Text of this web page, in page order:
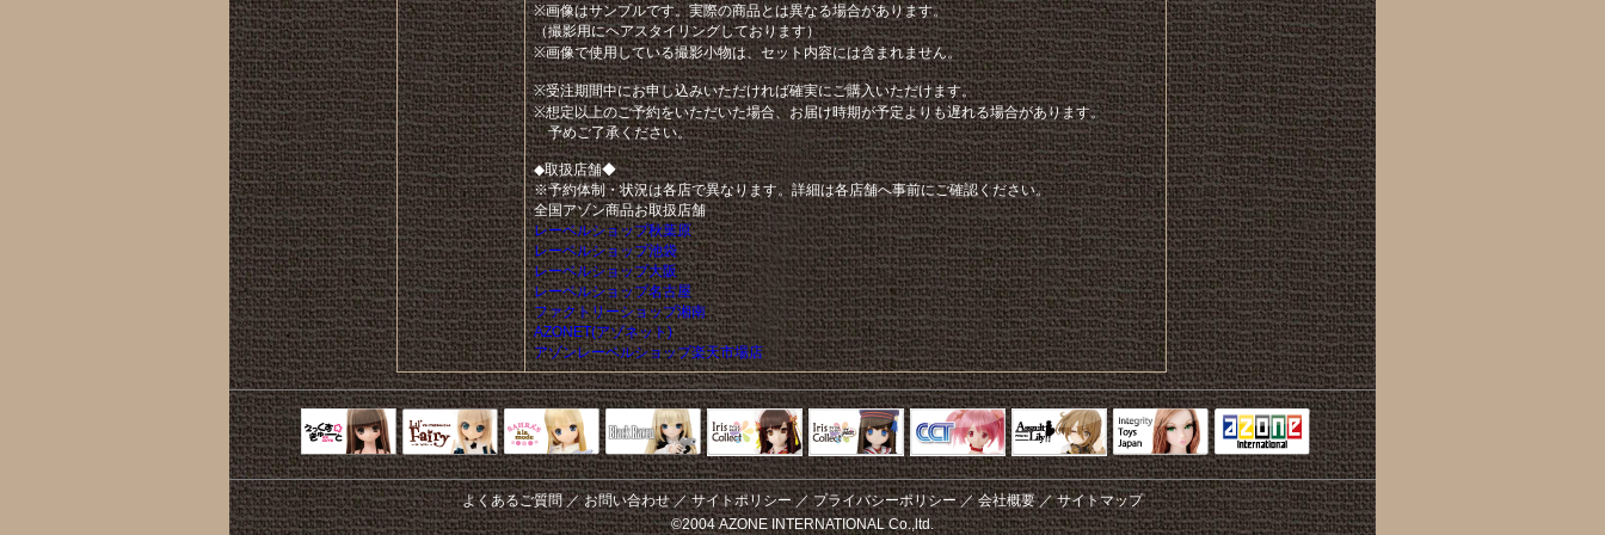
※画像はサンプルです。実際の商品とは異なる場合があります。
（撮影用にヘアスタイリングしております）
※画像で使用している撮影小物は、セット内容には含まれません。
※受注期間中にお申し込みいただければ確実にご購入いただけます。
※想定以上のご予約をいただいた場合、お届け時期が予定よりも遅れる場合があります。
予めご了承ください。
◆取扱店舗◆
※予約体制・状況は各店で異なります。詳細は各店舗へ事前にご確認ください。
全国アゾン商品お取扱店舗
レーベルショップ秋葉原
レーベルショップ池袋
レーベルショップ大阪
レーベルショップ名古屋
ファクトリーショップ湘南
AZONET(アゾネット)
アゾンレーベルショップ楽天市場店
えっくすきゅ
ーと
リルフェアリ
ー
サアラズアラ
モード
Black Raven IrisCollect ELLEN
キャラクター
ドール
アサルトリリ
ィ
Integrity Toys
Japan
アゾンTOP
よくあるご質問／お問い合わせ／サイトポリシー／プライバシーポリシー／会社概要／サイトマップ
©2004 AZONE INTERNATIONAL Co.,ltd.